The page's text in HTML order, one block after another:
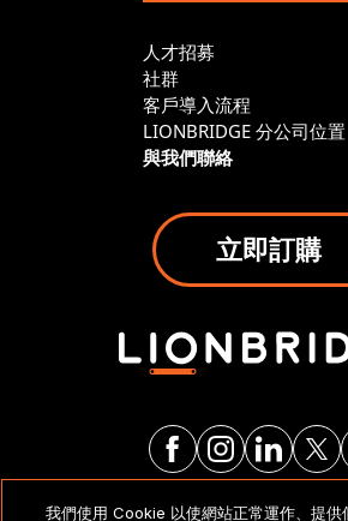
人才招募
社群
客戶導入流程
LIONBRIDGE 分公司位置
與我們聯絡
立即訂購
我們使用 Cookie 以使網站正常運作、提供